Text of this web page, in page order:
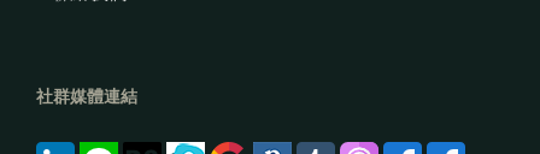
社群媒體連結